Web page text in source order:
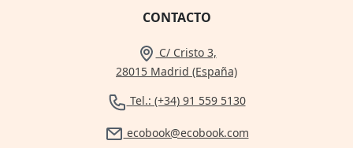
CONTACTO
C/ Cristo 3,
28015 Madrid (España)
Tel.: (+34) 91 559 5130
ecobook@ecobook.com